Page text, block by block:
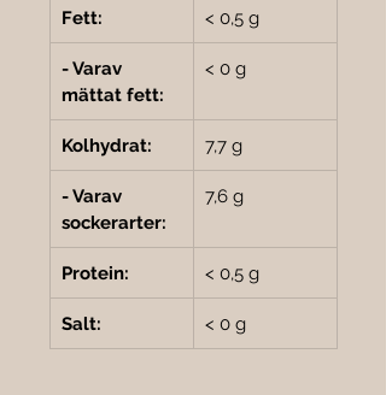
Fett: < 0,5 g
- Varav
mättat fett:
< 0 g
Kolhydrat: 7,7 g
- Varav
sockerarter:
7,6 g
Protein: < 0,5 g
Salt: < 0 g